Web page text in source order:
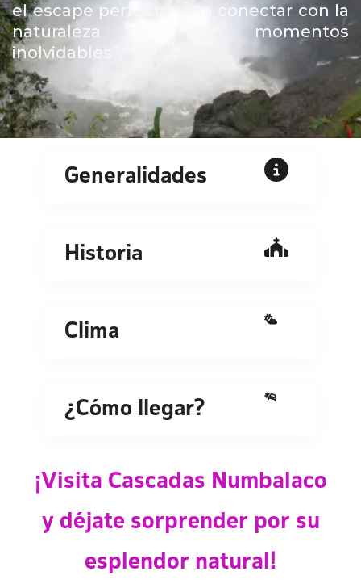
el escape perfecto para conectar con la
naturaleza y vivir momentos
inolvidables”.
Generalidades
Historia
Clima
¿Cómo llegar?
¡Visita Cascadas Numbalaco
y déjate sorprender por su
esplendor natural!